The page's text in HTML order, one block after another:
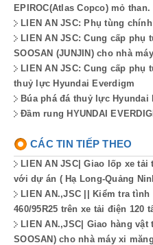
EPIROC(Atlas Copco) mỏ than.
LIEN AN JSC: Phụ tùng
LIEN AN JSC: Cung cấp phụ
SOOSAN (JUNJIN) cho nhà
LIEN AN JSC: Cung cấp phụ
thuỷ lực Hyundai Everdigm
Búa phá đá thuỷ lực Hyundai
Đầm rung HYUNDAI
CÁC TIN TIẾP THEO
LIEN AN JSC| Giao lốp xe tải
với dự án ( Hạ Long-Quảng
LIEN AN.,JSC || Kiểm tra
460/95R25 trên xe tải điện 120
LIEN AN.,JSC| Giao hàng vật
SOOSAN) cho nhà máy xi